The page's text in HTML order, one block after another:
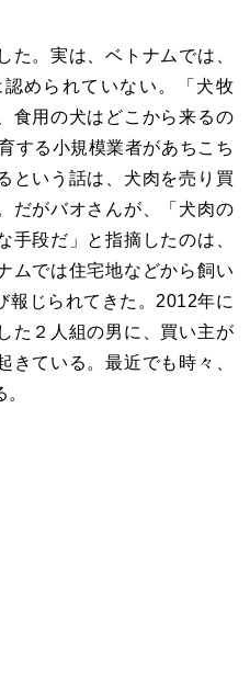
た。実は、ベトナムでは、
められていない。「犬牧
食用の犬はどこから来るの
する小規模業者があちこち
という話は、犬肉を売り買
だがバオさんが、「犬肉の
手段だ」と指摘したのは、
ムでは住宅地などから飼い
報じられてきた。2012年に
た２人組の男に、買い主が
きている。最近でも時々、